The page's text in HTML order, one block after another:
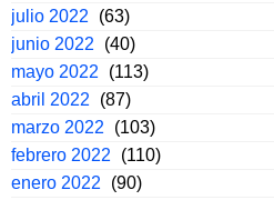
julio 2022
(63)
junio 2022
(40)
mayo 2022
(113)
abril 2022
(87)
marzo 2022
(103)
febrero 2022
(110)
enero 2022
(90)